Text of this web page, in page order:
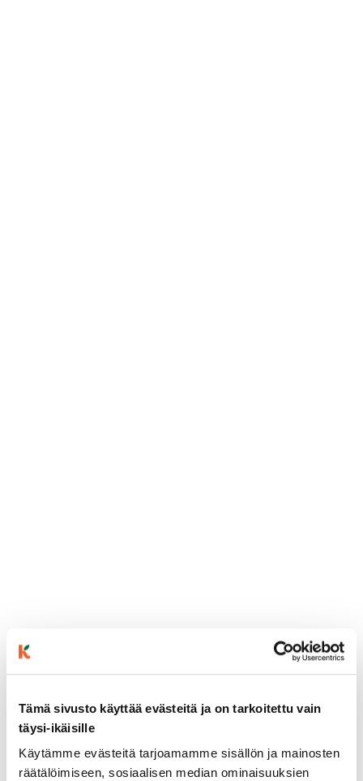
Tämä sivusto käyttää evästeitä ja on tarkoitettu vain
täysi-ikäisille
Käytämme evästeitä tarjoamamme sisällön ja mainosten
räätälöimiseen, sosiaalisen median ominaisuuksien